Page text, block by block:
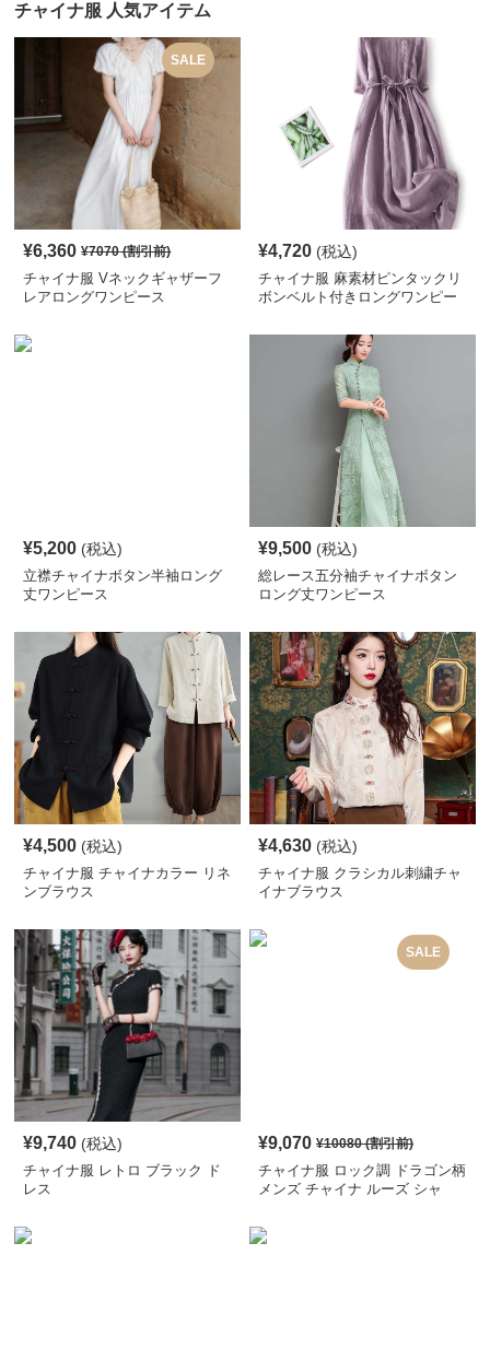
チャイナ服 人気アイテム
SALE
¥6,360 ¥7070(割引前)
チャイナ服 Vネックギャザーフ
レアロングワンピース
¥4,720 (税込)
チャイナ服 麻素材ピンタックリ
ボンベルト付きロングワンピー
¥5,200 (税込)
立襟チャイナボタン半袖ロング
丈ワンピース
¥9,500 (税込)
総レース五分袖チャイナボタン
ロング丈ワンピース
¥4,500 (税込)
チャイナ服 チャイナカラー リネ
ンブラウス
¥4,630 (税込)
チャイナ服 クラシカル刺繍チャ
イナブラウス
¥9,740 (税込)
チャイナ服 レトロ ブラック ド
レス
SALE
¥9,070 ¥10080(割引前)
チャイナ服 ロック調 ドラゴン柄
メンズ チャイナ ルーズ シャ